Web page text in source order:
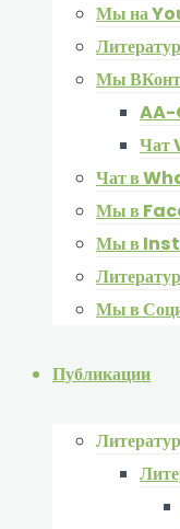
Мы на
Мы
AA-
Чат
Чат в
Мы в
Мы в
Мы в
Публикации